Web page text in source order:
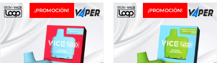
¡PROMOCIÓN! ¡PROMOCIÓN!